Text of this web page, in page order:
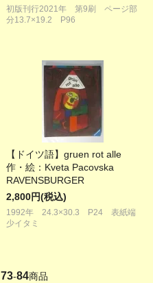
初版刊行2021年 第9刷 ページ部
分13.7×19.2 P96
【ドイツ語】gruen rot alle
作・絵：Kveta Pacovska
RAVENSBURGER
2,800円(税込)
1992年 24.3×30.3 P24 表紙端
少イタミ
73-84商品